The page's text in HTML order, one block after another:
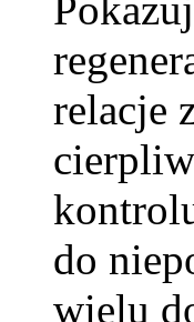
relacje
do
wielu